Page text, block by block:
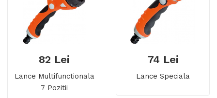
82 Lei
Lance Multifunctionala
7 Pozitii
74 Lei
Lance Speciala